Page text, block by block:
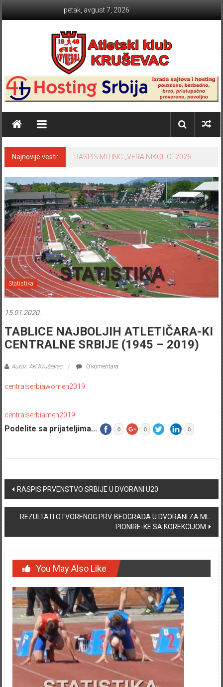
petak, avgust 7, 2026
Atletski klub KRUŠEVAC
Najnovije vesti: RASPIS MITING „VERA NIKOLIC“ 2026
Statistika
15.01.2020.
TABLICE NAJBOLJIH ATLETIČARA-KI
CENTRALNE SRBIJE (1945 – 2019)
Autor: AK Kruševac 0 komentara
centralserbiawomen2019
centralserbiamen2019
Podelite sa prijateljima... 0 0 0
Post navigation
RASPIS PRVENSTVO SRBIJE U DVORANI U20
REZULTATI OTVORENOG PRV. BEOGRADA U DVORANI ZA ML.
PIONIRE-KE SA KOREKCIJOM
You May Also Like